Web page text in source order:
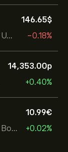
Goldman Sachs ActiveBeta U.S. Large Cap Equity ETF
146.65‎$‎
-0.18%
14,353.00‎p‎
+0.40%
BNP Paribas Easy EUR Corp Bond SRI Fossil Free Ult
10.99‎€‎
+0.02%